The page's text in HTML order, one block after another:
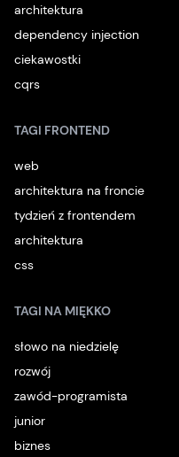
architektura
dependency injection
ciekawostki
cqrs
TAGI FRONTEND
web
architektura na froncie
tydzień z frontendem
architektura
css
TAGI NA MIĘKKO
słowo na niedzielę
rozwój
zawód-programista
junior
biznes